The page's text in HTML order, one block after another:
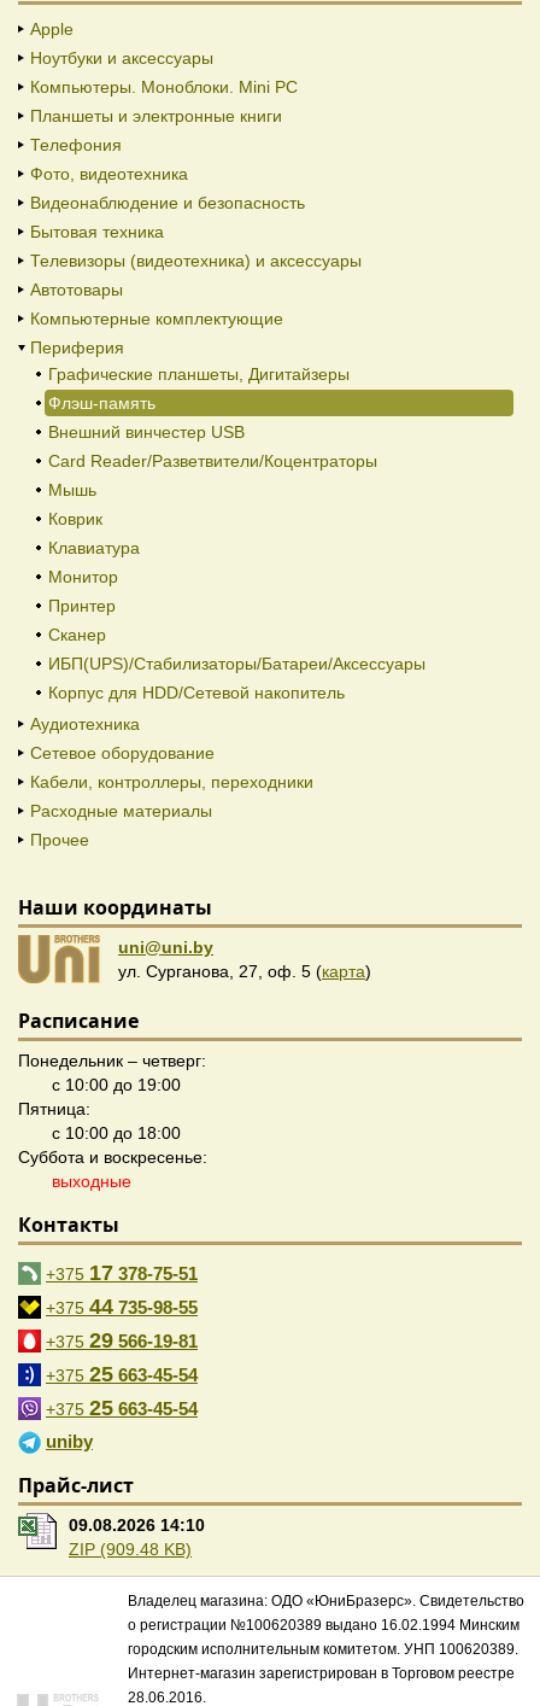
Apple
Ноутбуки и аксессуары
Компьютеры. Моноблоки. Mini PC
Планшеты и электронные книги
Телефония
Фото, видеотехника
Видеонаблюдение и безопасность
Бытовая техника
Телевизоры (видеотехника) и аксессуары
Автотовары
Компьютерные комплектующие
Периферия
Графические планшеты, Дигитайзеры
Флэш-память
Внешний винчестер USB
Card Reader/Разветвители/Коцентраторы
Мышь
Коврик
Клавиатура
Монитор
Принтер
Сканер
ИБП(UPS)/Стабилизаторы/Батареи/Аксессуары
Корпус для HDD/Cетевой накопитель
Аудиотехника
Сетевое оборудование
Кабели, контроллеры, переходники
Расходные материалы
Прочее
Наши координаты
uni@uni.by
ул. Сурганова, 27, оф. 5 (карта)
Расписание
Понедельник – четверг:
с 10:00 до 19:00
Пятница:
с 10:00 до 18:00
Суббота и воскресенье:
выходные
Контакты
+375 17 378-75-51
+375 44 735-98-55
+375 29 566-19-81
+375 25 663-45-54
+375 25 663-45-54
uniby
Прайс-лист
09.08.2026 14:10
ZIP (909.48 KB)
Владелец магазина: ОДО «ЮниБразерс». Свидетельство
о регистрации №100620389 выдано 16.02.1994 Минским
городским исполнительным комитетом. УНП 100620389.
Интернет-магазин зарегистрирован в Торговом реестре
28.06.2016.